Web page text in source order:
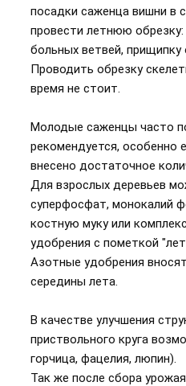
посадки саженца вишни в
провести летнюю обрезку:
больных ветвей, прищипку
Проводить обрезку
время не стоит.
Молодые саженцы часто
рекомендуется, особенно
внесено достаточное
Для взрослых деревьев
суперфосфат, монокалий
костную муку или
удобрения с пометкой
Азотные удобрения
середины лета.
В качестве улучшения
приствольного круга
горчица, фацелия, люпин).
Так же после сбора